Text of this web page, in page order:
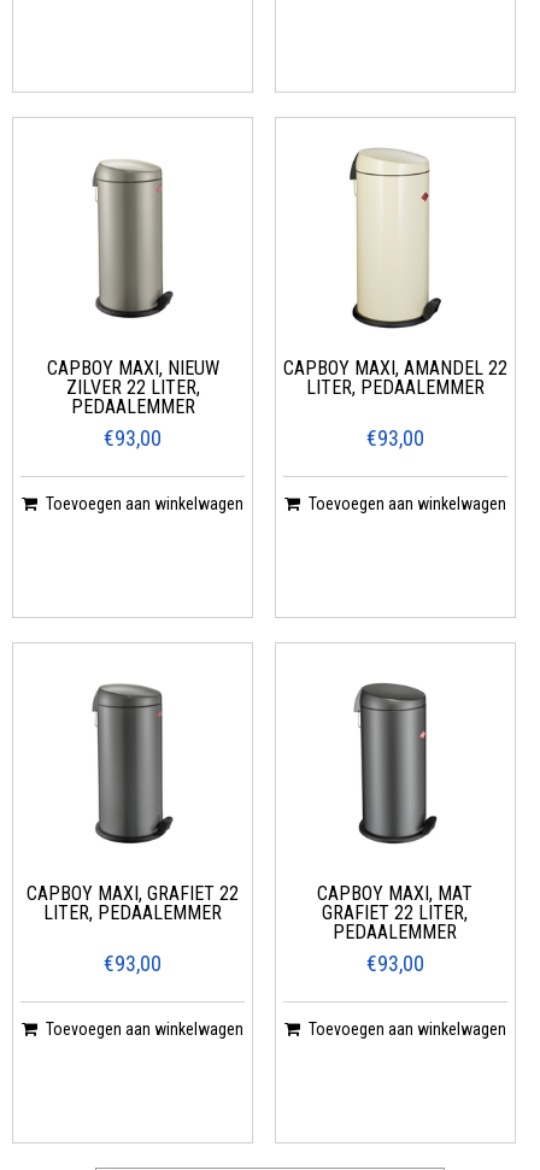
CAPBOY MAXI, NIEUW
ZILVER 22 LITER,
PEDAALEMMER
€93,00
Toevoegen aan winkelwagen
CAPBOY MAXI, AMANDEL 22
LITER, PEDAALEMMER
€93,00
Toevoegen aan winkelwagen
CAPBOY MAXI, GRAFIET 22
LITER, PEDAALEMMER
€93,00
Toevoegen aan winkelwagen
CAPBOY MAXI, MAT
GRAFIET 22 LITER,
PEDAALEMMER
€93,00
Toevoegen aan winkelwagen